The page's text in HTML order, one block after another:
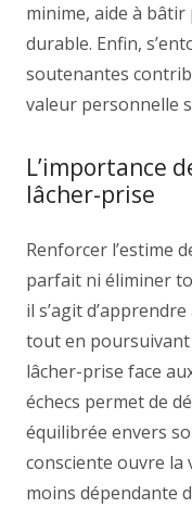
minime, aide à
durable. Enfin,
soutenantes
valeur personnelle
L’importance
lâcher-prise
Renforcer l’estime
parfait ni éliminer
il s’agit
tout en poursuivant
lâcher-prise face
échecs permet de
équilibrée envers
consciente ouvre la
moins dépendante